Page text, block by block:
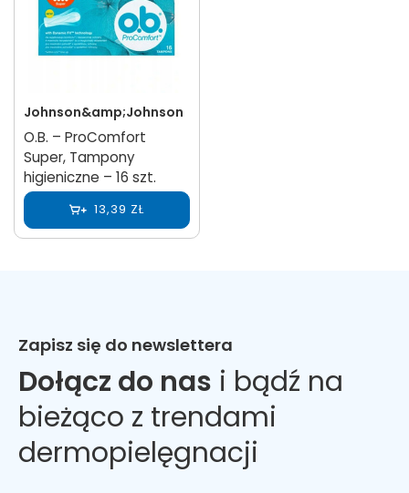
Johnson&amp;Johnson
O.B. – ProComfort
Super, Tampony
higieniczne – 16 szt.
13,39 ZŁ
Zapisz się do newslettera
Dołącz do nas i bądź na
bieżąco z trendami
dermopielęgnacji